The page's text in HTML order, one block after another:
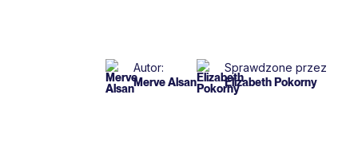
Autor:
Merve Alsan
Sprawdzone przez
Elizabeth Pokorny